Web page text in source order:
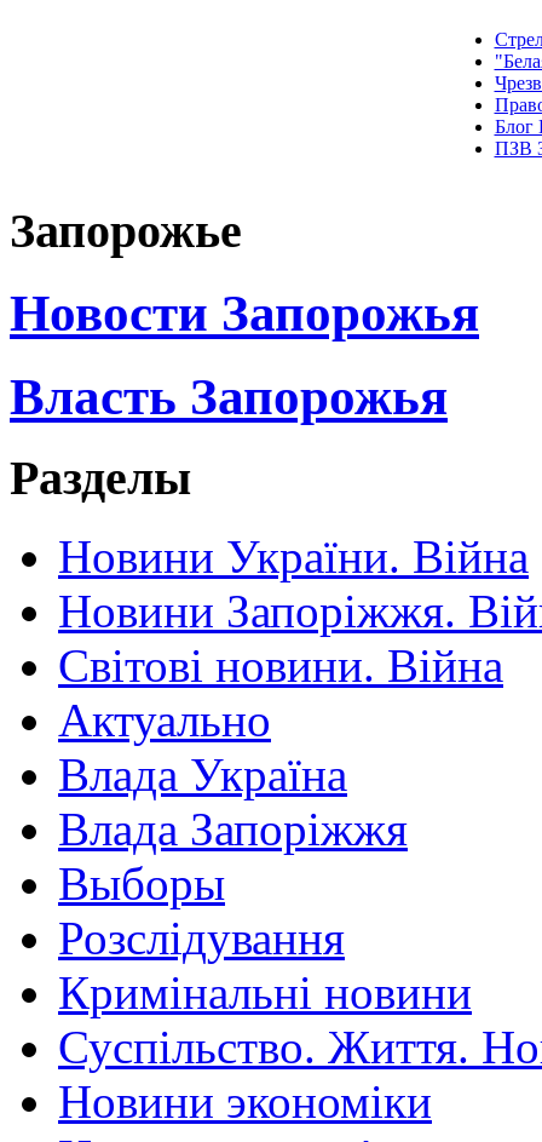
Блог
ПЗВ
Запорожье
Новости Запорожья
Власть Запорожья
Разделы
Новини України. Війна
Новини Запоріжжя.
Світові новини. Війна
Актуально
Влада Україна
Влада Запоріжжя
Выборы
Розслідування
Кримінальні новини
Суспільство. Життя.
Новини экономіки